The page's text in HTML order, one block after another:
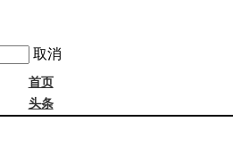
取消
首页
头条